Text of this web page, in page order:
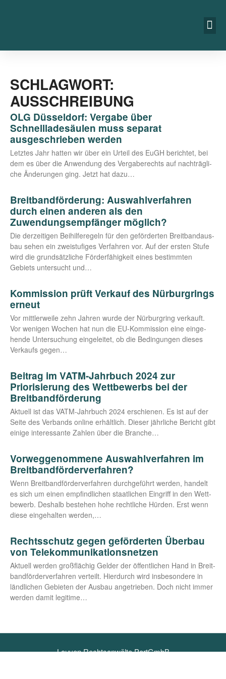
SCHLAGWORT:
AUSSCHREIBUNG
OLG Düsseldorf: Vergabe über
Schnellladesäulen muss separat
ausgeschrieben werden
Letz­tes Jahr hat­ten wir über ein Urteil des EuGH berich­tet, bei
dem es über die Anwen­dung des Ver­ga­be­rechts auf nach­träg­li­
che Ände­run­gen ging. Jetzt hat dazu…
Breitbandförderung: Auswahlverfahren
durch einen anderen als den
Zuwendungsempfänger möglich?
Die der­zei­ti­gen Bei­hil­fe­re­geln für den geför­der­ten Breit­band­aus­
bau sehen ein zwei­stu­fi­ges Ver­fah­ren vor. Auf der ers­ten Stu­fe
wird die grund­sätz­li­che För­der­fä­hig­keit eines bestimm­ten
Gebiets unter­sucht und…
Kommission prüft Verkauf des Nürburgrings
erneut
Vor mitt­ler­wei­le zehn Jah­ren wur­de der Nür­burg­ring ver­kauft.
Vor weni­gen Wochen hat nun die EU-Kom­­mis­­si­on eine ein­ge­
hen­de Unter­su­chung ein­ge­lei­tet, ob die Bedin­gun­gen die­ses
Ver­kaufs gegen…
Beitrag im VATM-Jahrbuch 2024 zur
Priorisierung des Wettbewerbs bei der
Breitbandförderung
Aktu­ell ist das VATM-Jahr­­buch 2024 erschie­nen. Es ist auf der
Sei­te des Ver­bands online erhält­lich. Die­ser jähr­li­che Bericht gibt
eini­ge inter­es­san­te Zah­len über die Branche…
Vorweggenommene Auswahlverfahren im
Breitbandförderverfahren?
Wenn Breit­band­för­der­ver­fah­ren durch­ge­führt wer­den, han­delt
es sich um einen emp­find­li­chen staat­li­chen Ein­griff in den Wett­
be­werb. Des­halb bestehen hohe recht­li­che Hür­den. Erst wenn
die­se ein­ge­hal­ten werden,…
Rechtsschutz gegen geförderten Überbau
von Telekommunikationsnetzen
Aktu­ell wer­den groß­flä­chig Gel­der der öffent­li­chen Hand in Breit­
band­för­der­ver­fah­ren ver­teilt. Hier­durch wird ins­be­son­de­re in
länd­li­chen Gebie­ten der Aus­bau ange­trie­ben. Doch nicht immer
wer­den damit legitime…
Louven Rechtsanwälte PartGmbB